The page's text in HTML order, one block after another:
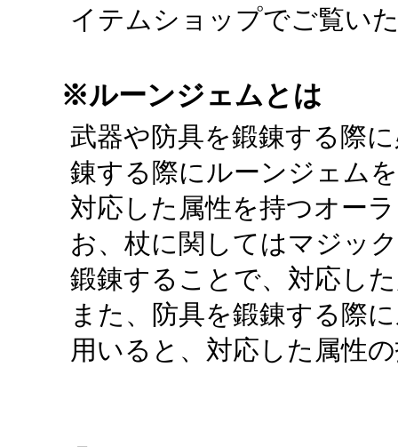
イテムショップでご覧い
※ルーンジェムとは
武器や防具を鍛錬する際
錬する際にルーンジェム
対応した属性を持つオー
お、杖に関してはマジッ
鍛錬することで、対応し
また、防具を鍛錬する際
用いると、対応した属性